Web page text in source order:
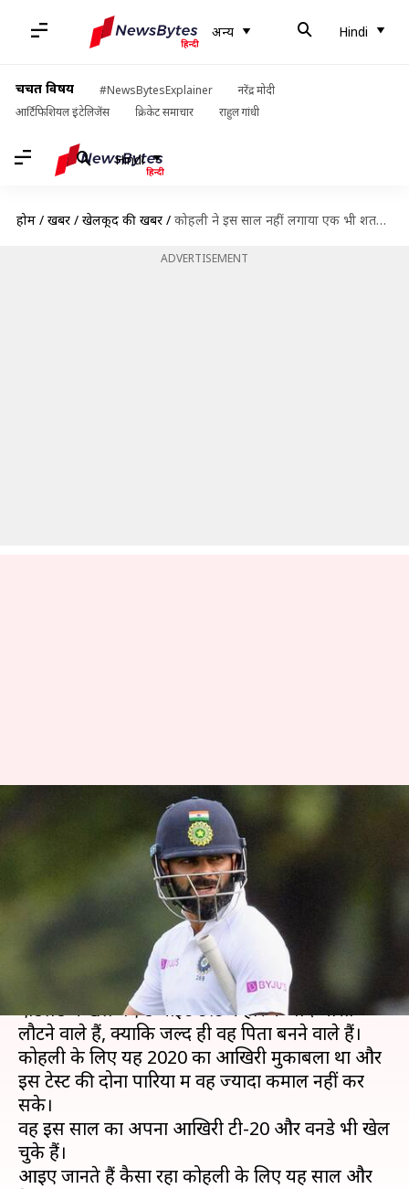
अन्य Hindi
चर्चित विषय #NewsBytesExplainer
नरेंद्र मोदी
आर्टिफिशियल इंटेलिजेंस
क्रिकेट समाचार राहुल गांधी
Hindi
होम / खबरें / खेलकूद की खबरें / कोहली ने इस साल नहीं लगाया एक भी शतक, आंकड़ों में जानिए 2020 का प्रदर्शन
ADVERTISEMENT
कोहली ने इस साल नहीं लगाया एक
भी शतक, आंकड़ों में जानिए 2020
का प्रदर्शन
Neeraj Pandey Dec 20, 2020 08:30 am
भारतीय कप्तान विराट कोहली ऑस्ट्रेलिया के खिलाफ
एडिलेड में खेले गए डे-नाइट टेस्ट में हार के बाद भारत
लौटने वाले हैं, क्योंकि जल्द ही वह पिता बनने वाले हैं।
कोहली के लिए यह 2020 का आखिरी मुकाबला था और
इस टेस्ट की दोनों पारियों में वह ज्यादा कमाल नहीं कर
सके।
वह इस साल का अपना आखिरी टी-20 और वनडे भी खेल
चुके हैं।
आइए जानते हैं कैसा रहा कोहली के लिए यह साल और